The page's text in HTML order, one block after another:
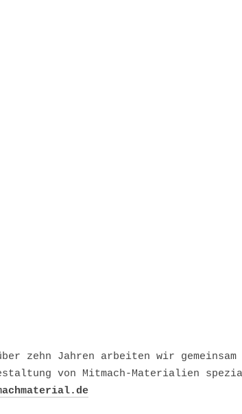
Jahren arbeiten wir gemeinsam
von Mitmach-Materialien